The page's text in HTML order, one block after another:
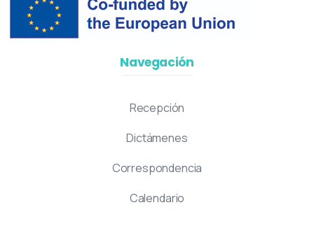
Navegación
Recepción
Dictámenes
Correspondencia
Calendario